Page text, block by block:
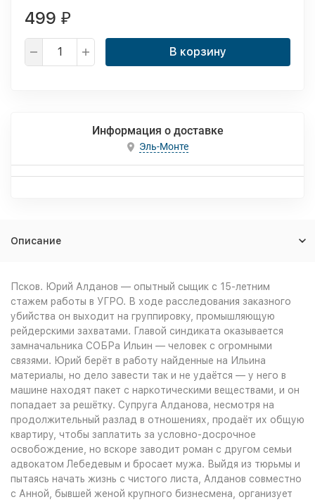
499 ₽
В корзину
Информация о доставке
Эль-Монте
Описание
Псков. Юрий Алданов — опытный сыщик с 15-летним
стажем работы в УГРО. В ходе расследования заказного
убийства он выходит на группировку, промышляющую
рейдерскими захватами. Главой синдиката оказывается
замначальника СОБРа Ильин — человек с огромными
связями. Юрий берёт в работу найденные на Ильина
материалы, но дело завести так и не удаётся — у него в
машине находят пакет с наркотическими веществами, и он
попадает за решётку. Супруга Алданова, несмотря на
продолжительный разлад в отношениях, продаёт их общую
квартиру, чтобы заплатить за условно-досрочное
освобождение, но вскоре заводит роман с другом семьи
адвокатом Лебедевым и бросает мужа. Выйдя из тюрьмы и
пытаясь начать жизнь с чистого листа, Алданов совместно
с Анной, бывшей женой крупного бизнесмена, организует